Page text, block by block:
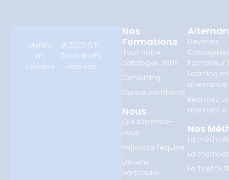
Nos
Formations
Tout notre
catalogue 360°
Consulting
Cursus certifiants
Nous
Qui sommes-
nous
Rejoindre l'équipe
Devenir
partenaire
Devenez
Formateur
Learning en
alternance
Recrutez
alternant.e
Nos
La
La
Le Test
Mentio
ns
Légales
© 2025 ISTF.
Tous droits
réservés